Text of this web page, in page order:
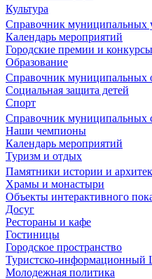
Культура
Справочник муниципальных
Календарь мероприятий
Городские премии и конкурсы
Образование
Справочник муниципальных
Социальная защита детей
Спорт
Справочник муниципальных
Наши чемпионы
Календарь мероприятий
Туризм и отдых
Памятники истории и
Храмы и монастыри
Объекты интерактивного
Досуг
Рестораны и кафе
Гостиницы
Городское пространство
Туристско-информационный
Молодежная политика